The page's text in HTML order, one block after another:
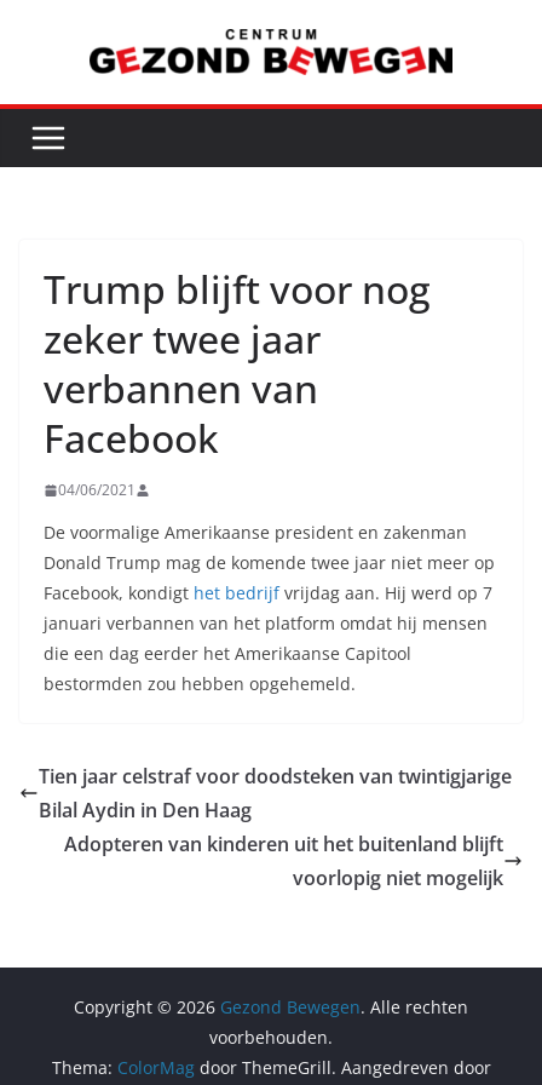
inhoud
Trump blijft voor nog
zeker twee jaar
verbannen van
Facebook
04/06/2021
De voormalige Amerikaanse president en zakenman
Donald Trump mag de komende twee jaar niet meer op
Facebook, kondigt het bedrijfvrijdag aan. Hij werd op 7
januari verbannen van het platform omdat hij mensen
die een dag eerder het Amerikaanse Capitool
bestormden zou hebben opgehemeld.
Tien jaar celstraf voor doodsteken van twintigjarige
Bilal Aydin in Den Haag
Adopteren van kinderen uit het buitenland blijft
voorlopig niet mogelijk
Copyright © 2026 Gezond Bewegen. Alle rechten
voorbehouden.
Thema: ColorMagdoor ThemeGrill. Aangedreven door